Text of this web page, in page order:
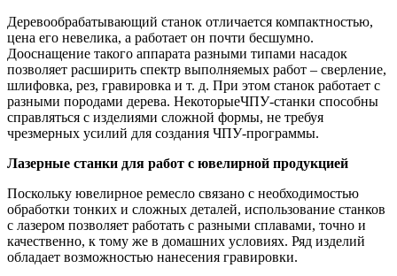
Деревообрабатывающий станок отличается компактностью,
цена его невелика, а работает он почти бесшумно.
Дооснащение такого аппарата разными типами насадок
позволяет расширить спектр выполняемых работ – сверление,
шлифовка, рез, гравировка и т. д. При этом станок работает с
разными породами дерева. НекоторыеЧПУ-станки способны
справляться с изделиями сложной формы, не требуя
чрезмерных усилий для создания ЧПУ-программы.
Лазерные станки для работ с ювелирной продукцией
Поскольку ювелирное ремесло связано с необходимостью
обработки тонких и сложных деталей, использование станков
с лазером позволяет работать с разными сплавами, точно и
качественно, к тому же в домашних условиях. Ряд изделий
обладает возможностью нанесения гравировки.